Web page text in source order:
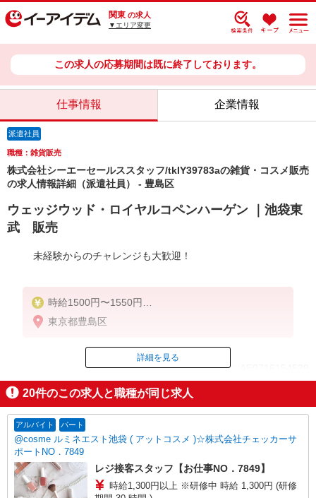
関東 の求人
▼エリア変更
この求人の応募期間は既に終了しております。
仕事情報 企業情報
派遣社員
職種：雑貨販売
株式会社シーエーセールススタッフ/tkIY39783aの雑貨・コスメ販売
の求人情報詳細（派遣社員） - 豊島区
ウェッジウッド・ロイヤルコペンハーゲン ｜池袋東
武 販売
未経験からのチャレンジも大歓迎！
時給1500円〜1550円
給与例 255,750円＋交通費全額＋残業代一分単位
時給は一例です。ご経験により異なります。
東京都豊島区
ID：AE0716154539
掲載期間終了
詳細を見る
20件のこの求人と職種が同じ求人
アルバイト パート
@cosme ルミネエスト池袋 ( アットコスメ )☆株式会社チェッカーサ
ポートNO．7849
レジ接客スタッフ【お仕事NO．7849】
時給1,300円以上 ※研修中 時給 1,300円 (研修